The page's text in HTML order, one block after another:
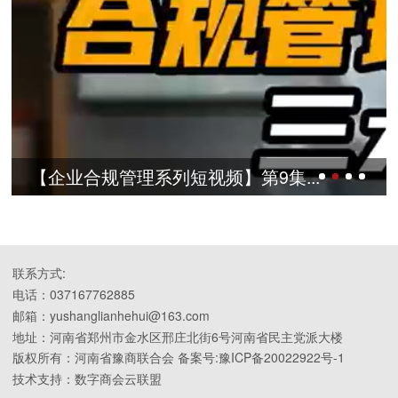
【企业合规管理系列短视频】第9集...
联系方式:
电话：037167762885
邮箱：yushanglianhehui@163.com
地址：河南省郑州市金水区邢庄北街6号河南省民主党派大楼
版权所有：河南省豫商联合会 备案号:豫ICP备20022922号-1
技术支持：数字商会云联盟